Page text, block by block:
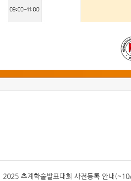
2025 추계학술발표대회 사전등록 안내